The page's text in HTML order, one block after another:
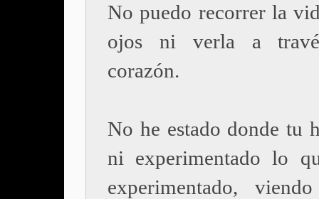
No puedo recorrer la
ojos ni verla a
corazón.
No he estado donde tu
ni experimentado lo
experimentado,